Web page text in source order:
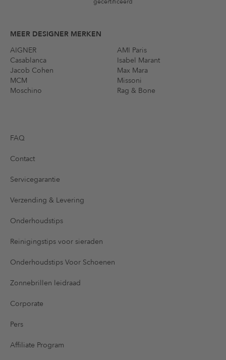
MEER DESIGNER MERKEN
AIGNER
AMI Paris
Casablanca
Isabel Marant
Jacob Cohen
Max Mara
MCM
Missoni
Moschino
Rag & Bone
FAQ
Contact
Servicegarantie
Verzending & Levering
Onderhoudstips
Reinigingstips voor sieraden
Onderhoudstips Voor Schoenen
Zonnebrillen leidraad
Corporate
Pers
Affiliate Program